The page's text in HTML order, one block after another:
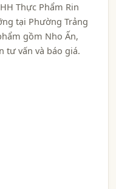
Thực Phẩm Rin
tại Phường Trảng
gồm Nho Ấn,
tư vấn và báo giá.